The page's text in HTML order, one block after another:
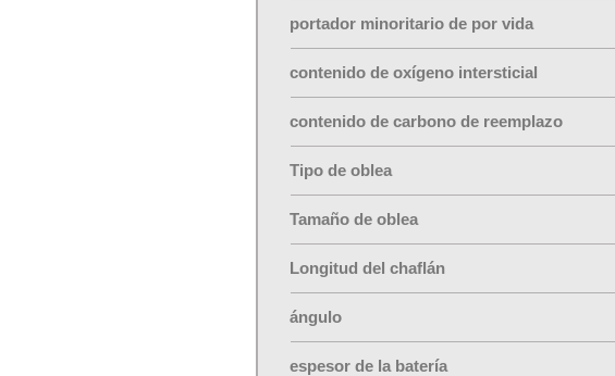
portador minoritario de por vida
contenido de oxígeno intersticial
contenido de carbono de reemplazo
Tipo de oblea
Tamaño de oblea
Longitud del chaflán
ángulo
espesor de la batería